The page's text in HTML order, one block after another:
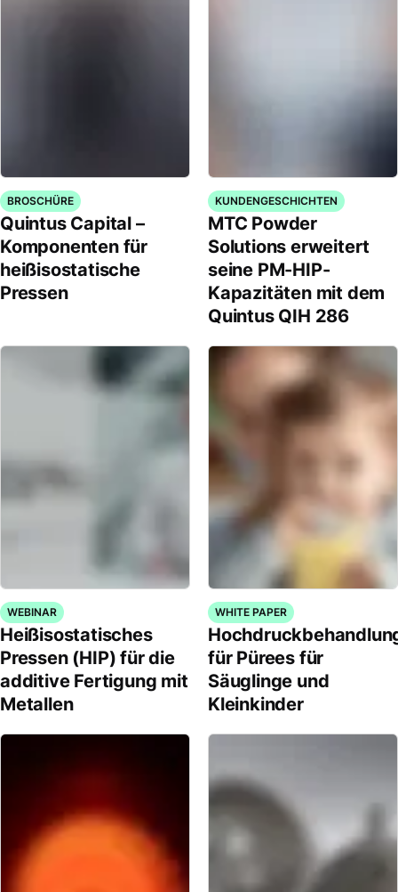
BROSCHÜRE
Quintus Capital –
Komponenten für
heißisostatische
Pressen
KUNDENGESCHICHTEN
MTC Powder
Solutions erweitert
seine PM-HIP-
Kapazitäten mit dem
Quintus QIH 286
WEBINAR
Heißisostatisches
Pressen (HIP) für die
additive Fertigung mit
Metallen
WHITE PAPER
für Pürees für
Säuglinge und
Kleinkinder